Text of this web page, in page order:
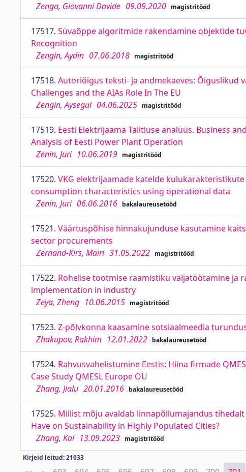
Zenga, Giovanni Davide 09.09.2020 magistritööd
17517. Süvaõppe algoritmide rakendamine objektide
Recognition
Zengin, Aydin 07.06.2018 magistritööd
17518. Autoriõigus teksti- ja andmekaeves: Õiguslikud
Challenges and the AIAs Role In The EU
Zengin, Aysegul 04.06.2025 magistritööd
17519. Eesti Elektrijaama Talitluse analüüs. Business
Analysis of Eesti Power Plant Operation
Zenin, Juri 10.06.2019 magistritööd
17520. VKG elektrijaamade katelde
consumption characteristics using operational data
Zenin, Juri 06.06.2016 bakalaureusetööd
17521. Väärtuspõhise hinnakujunduse kasutamine
sector procurements
Zernand-Kirs, Mairi 31.05.2022 magistritööd
17522. Rohelise tootmise raamistiku väljatöötamine ja
implementation in industry
Zeya, Zheng 10.06.2015 magistritööd
17523. Z-põlvkonna kaasamine sotsiaalmeedia
Zhakupov, Rakhim 12.01.2022 bakalaureusetööd
17524. Rahvusvahelistumine Eestis: Hiina firmade
Case Study QMESL Europe OÜ
Zhang, Jialu 20.01.2016 bakalaureusetööd
17525. Millist mõju avaldab linnapõllumajandus
Have on Sustainability in Highly Populated Cities?
Zhang, Kai 13.09.2023 magistritööd
Kirjeid leitud: 21033